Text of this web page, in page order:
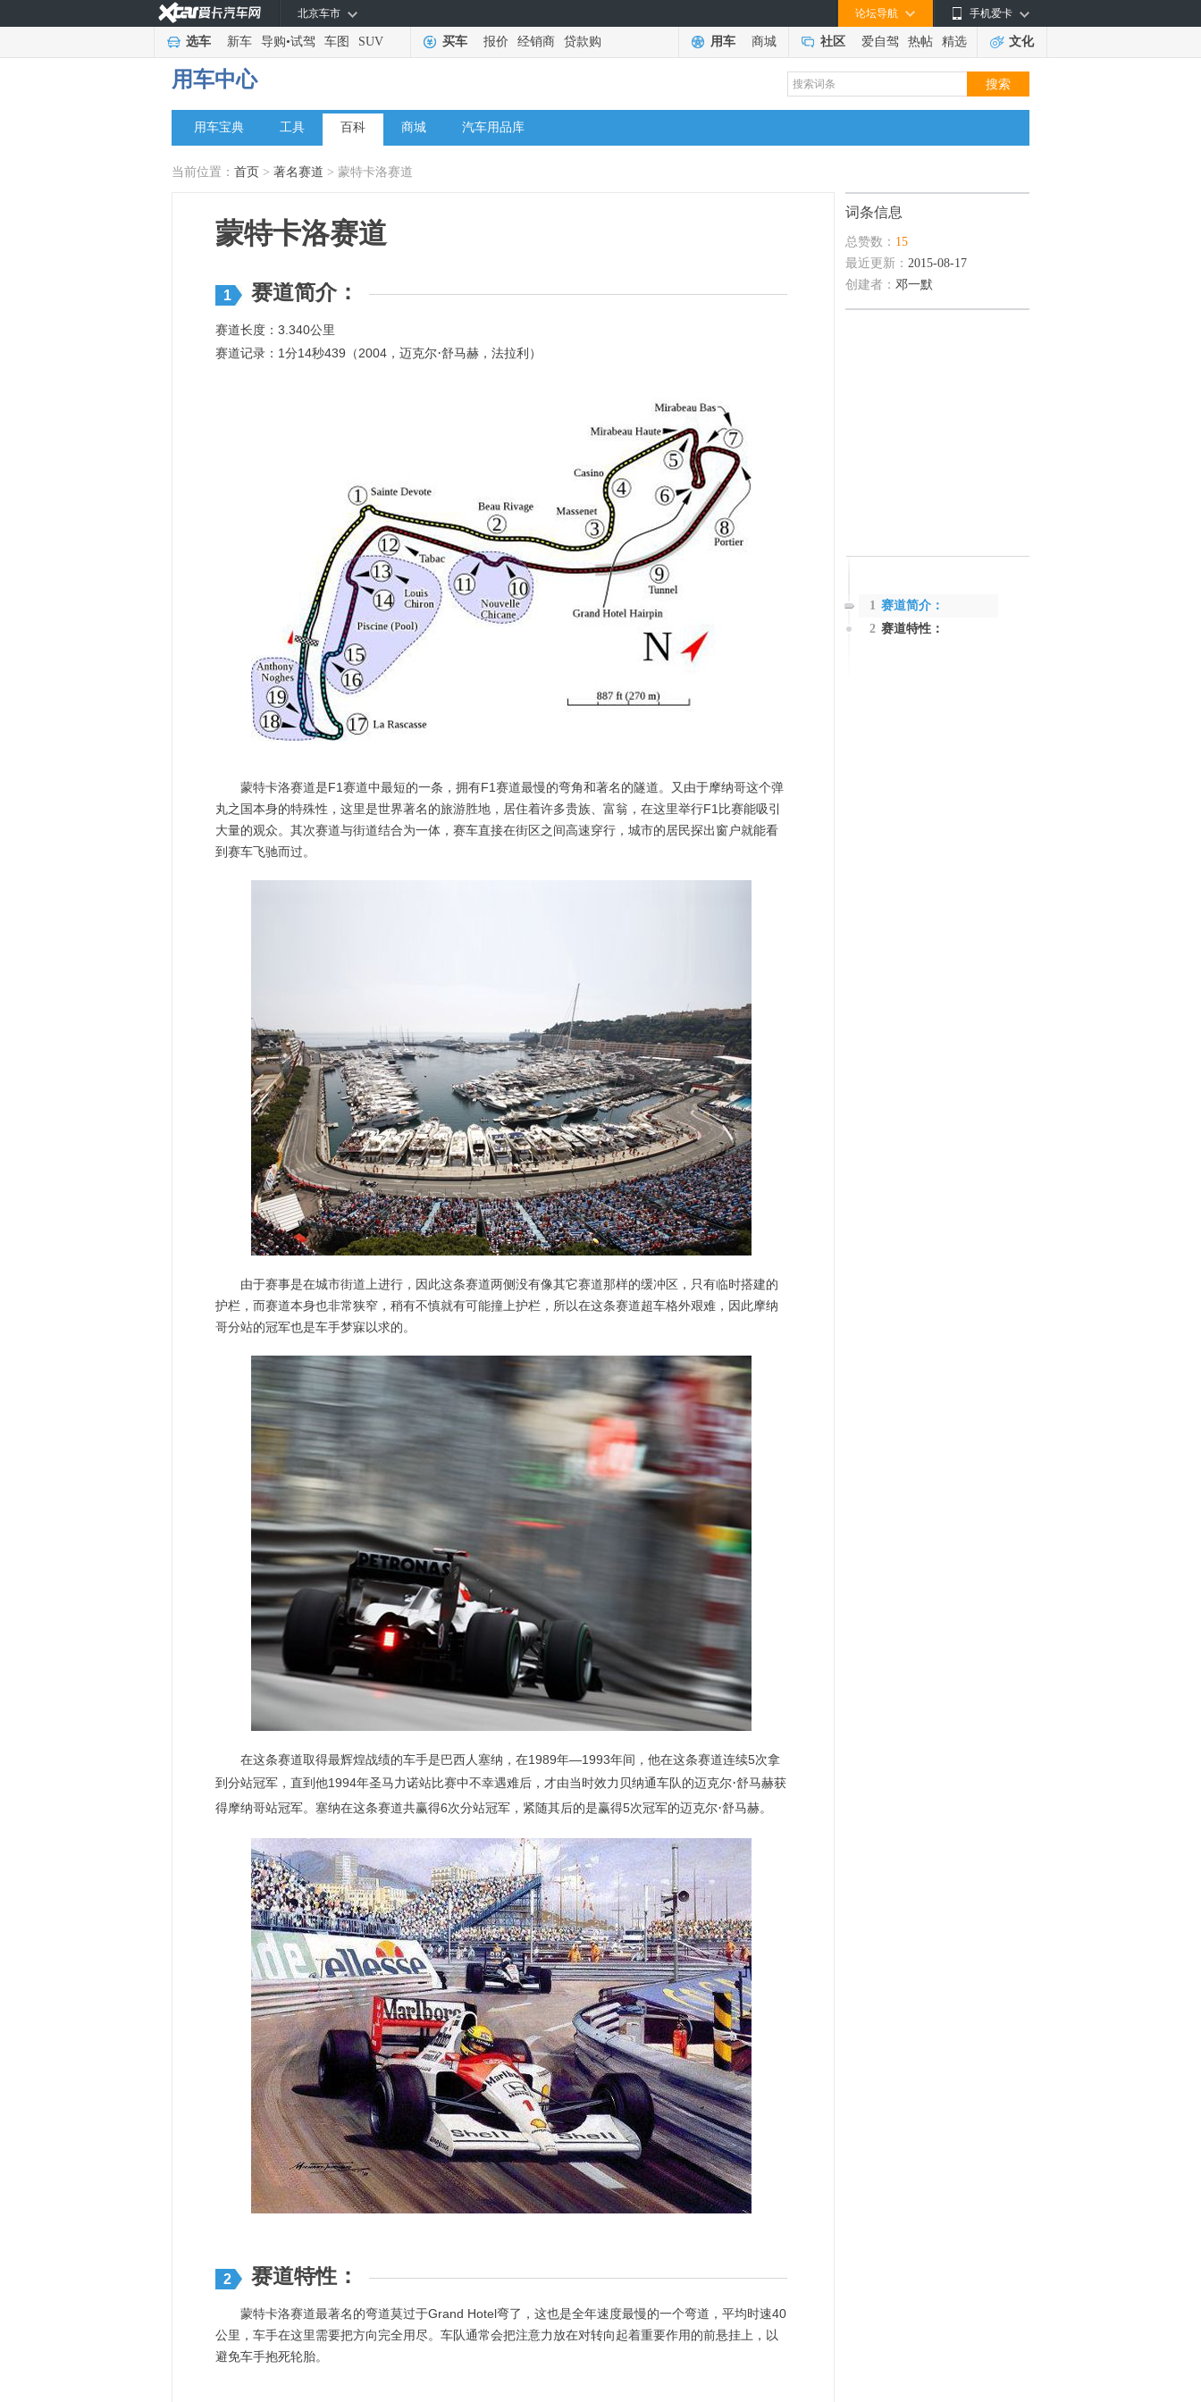
手机爱卡
论坛导航
北京车市
选车 新车 导购•试驾 车图 SUV 买车 报价 经销商 贷款购 用车 商城 社区 爱自驾 热帖 精选 文化
用车中心
用车宝典 工具 百科 商城 汽车用品库
当前位置： 首页 > 著名赛道 > 蒙特卡洛赛道
蒙特卡洛赛道
1 赛道简介：
赛道长度：3.340公里
赛道记录：1分14秒439（2004，迈克尔·舒马赫，法拉利）
蒙特卡洛赛道是F1赛道中最短的一条，拥有F1赛道最慢的弯角和著名的隧道。又由于摩纳哥这个弹
丸之国本身的特殊性，这里是世界著名的旅游胜地，居住着许多贵族、富翁，在这里举行F1比赛能吸引
大量的观众。其次赛道与街道结合为一体，赛车直接在街区之间高速穿行，城市的居民探出窗户就能看
到赛车飞驰而过。
由于赛事是在城市街道上进行，因此这条赛道两侧没有像其它赛道那样的缓冲区，只有临时搭建的
护栏，而赛道本身也非常狭窄，稍有不慎就有可能撞上护栏，所以在这条赛道超车格外艰难，因此摩纳
哥分站的冠军也是车手梦寐以求的。
在这条赛道取得最辉煌战绩的车手是巴西人塞纳，在1989年—1993年间，他在这条赛道连续5次拿
到分站冠军，直到他1994年圣马力诺站比赛中不幸遇难后，才由当时效力贝纳通车队的迈克尔·舒马赫获
得摩纳哥站冠军。塞纳在这条赛道共赢得6次分站冠军，紧随其后的是赢得5次冠军的迈克尔·舒马赫。
2 赛道特性：
蒙特卡洛赛道最著名的弯道莫过于Grand Hotel弯了，这也是全年速度最慢的一个弯道，平均时速40
公里，车手在这里需要把方向完全用尽。车队通常会把注意力放在对转向起着重要作用的前悬挂上，以
避免车手抱死轮胎。
词条信息
总赞数： 15
最近更新： 2015-08-17
创建者： 邓一默
1 赛道简介：
2 赛道特性：